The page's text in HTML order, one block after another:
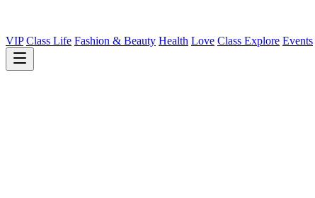
VIP Class Life Fashion & Beauty Health Love Class Explore Events